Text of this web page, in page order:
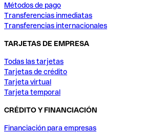
Métodos de pago
Transferencias inmediatas
Transferencias internacionales
TARJETAS DE EMPRESA
Todas las tarjetas
Tarjetas de crédito
Tarjeta virtual
Tarjeta temporal
CRÉDITO Y FINANCIACIÓN
Financiación para empresas